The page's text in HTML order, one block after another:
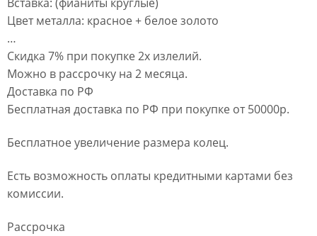
Цвет металла: красное + белое золото
…
Скидка 7% при покупке 2х излелий.
Можно в рассрочку на 2 месяца.
Доставка по РФ
Бесплатная доставка по РФ при покупке от 50000р.
Бесплатное увеличение размера колец.
Есть возможность оплаты кредитными картами без
комиссии.
Рассрочка